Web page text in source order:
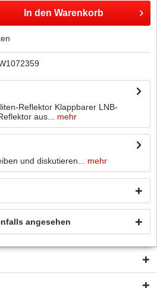
In den Warenkorb
Reflektor Klappbarer LNB-
aus...
mehr
und diskutieren...
mehr
angesehen